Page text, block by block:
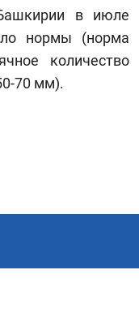
в июле
нормы (норма
количество
70 мм).